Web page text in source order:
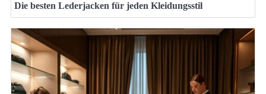
Die besten Lederjacken für jeden Kleidungsstil